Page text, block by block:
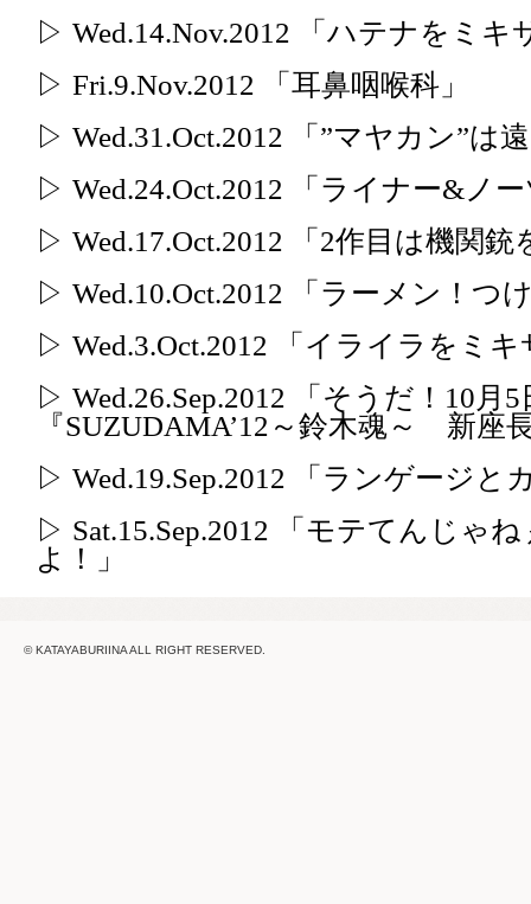
▷ Wed.14.Nov.2012 「ハテナをミキ
▷ Fri.9.Nov.2012 「耳鼻咽喉科」
▷ Wed.31.Oct.2012 「”マヤカン”は
▷ Wed.24.Oct.2012 「ライナー&ノ
▷ Wed.17.Oct.2012 「2作目は機関
▷ Wed.10.Oct.2012 「ラーメン！つ
▷ Wed.3.Oct.2012 「イライラをミ
▷ Wed.26.Sep.2012 「そうだ！10
『SUZUDAMA’12～鈴木魂～ 新座
▷ Wed.19.Sep.2012 「ランゲージと
▷ Sat.15.Sep.2012 「モテてんじゃ
よ！」
© KATAYABURIINA ALL RIGHT RESERVED.